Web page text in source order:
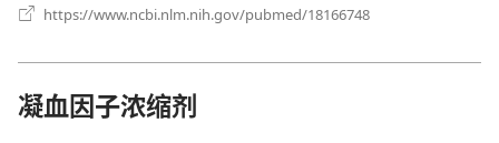
https://www.ncbi.nlm.nih.gov/pubmed/18166748
凝血因子浓缩剂